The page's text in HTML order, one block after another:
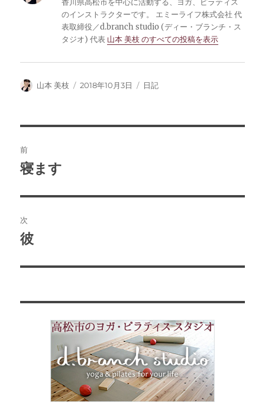
のインストラクターです。 エミーライフ株式会社 代
表取締役／d.branch studio (ディー・ブランチ・ス
タジオ) 代表 山本 美枝 のすべての投稿を表示
投
山本 美枝
投
2018年10月3日
カ
日記
稿
ビ
ゲ
ー
前
前
投
稿:
寝ます
次
次
投
彼